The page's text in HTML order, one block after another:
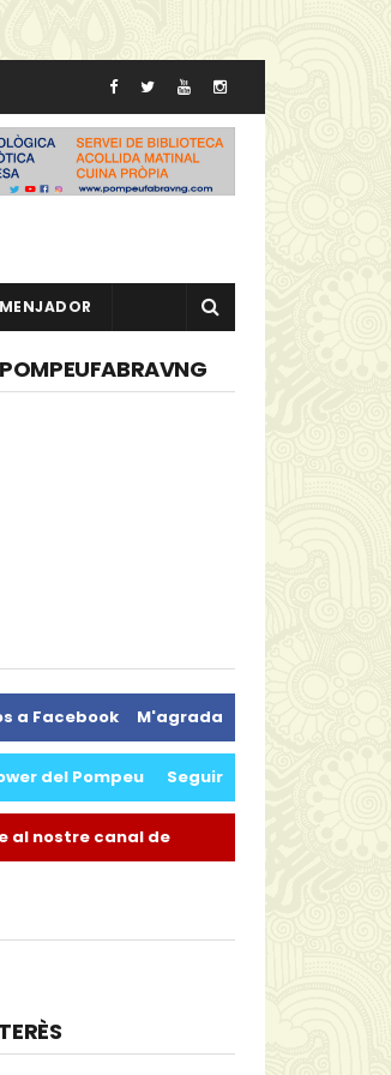
MENJADOR
a Facebook M'agrada
del Pompeu Seguir
al nostre canal de